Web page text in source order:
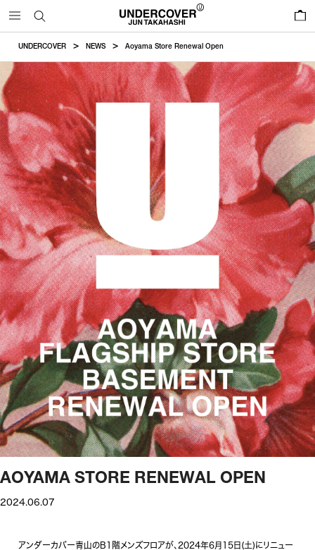
UNDERCOVER NEWS Aoyama Store Renewal Open
AOYAMA STORE RENEWAL OPEN
2024.06.07
アンダーカバー青山のB1階メンズフロアが、2024年6月15日(土)にリニュー